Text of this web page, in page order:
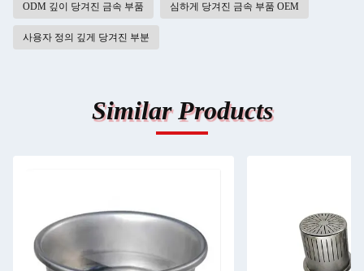
ODM 깊이 당겨진 금속 부품 심하게 당겨진 금속 부품 OEM
사용자 정의 깊게 당겨진 부분
Similar Products